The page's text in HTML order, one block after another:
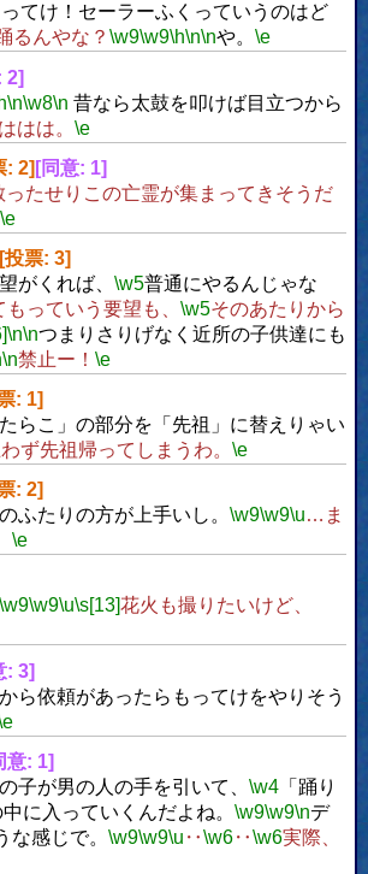
てけ！セーラーふくっていうのはど
るんやな？ \w9\w9\h\n\nや。 \e
2]
\n\w8\n 昔なら太鼓を叩けば目立つから
はは。 \e
: 2] [同意: 1]
ったせりこの亡霊が集まってきそうだ
\e
[投票: 3]
がくれば、 \w5普通にやるんじゃな
っていう要望も、 \w5そのあたりから
\n\nつまりさりげなく近所の子供達にも
\n禁止ー！ \e
: 1]
らこ」の部分を「先祖」に替えりゃい
ず先祖帰ってしまうわ。 \e
: 2]
ふたりの方が上手いし。 \w9\w9\u…ま
\e
\w9\w9\u\s[13] 花火も撮りたいけど、
: 3]
ら依頼があったらもってけをやりそう
意: 1]
子が男の人の手を引いて、 \w4「踊り
に入っていくんだよね。 \w9\w9\nデ
な感じで。 \w9\w9\u ‥\w6‥\w6実際、